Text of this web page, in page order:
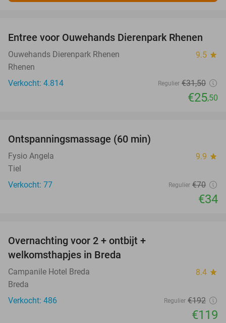
19%
Entree voor Ouwehands Dierenpark Rhenen
Ouwehands Dierenpark Rhenen 9.5 star
Rhenen
Verkocht: 4.814
Regulier €31,50
€25,50
Ontspanningsmassage (60 min)
Fysio Angela 9.9 star
Tiel
Verkocht: 77
Regulier €70
€34
Overnachting voor 2 + ontbijt +
welkomsthapjes in Breda
Campanile Hotel Breda 8.4 star
Breda
Verkocht: 486
Regulier €192
€119